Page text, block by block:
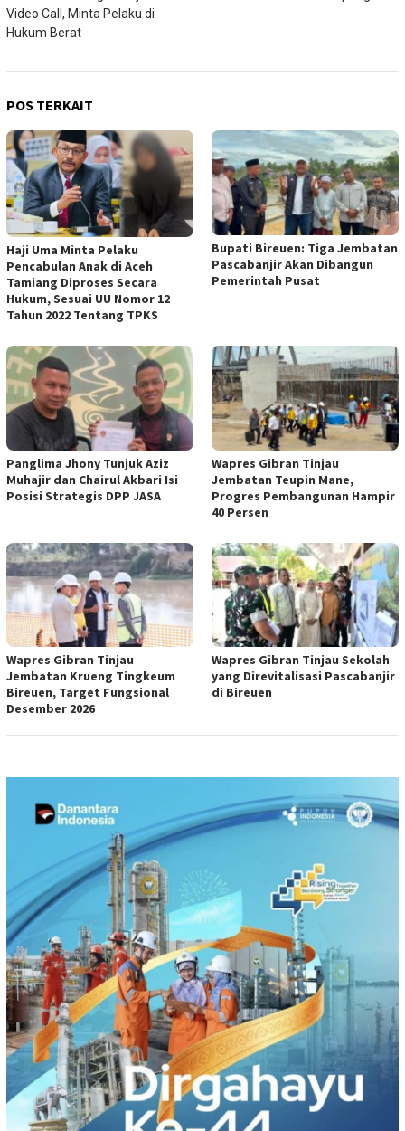
Video Call, Minta Pelaku di
Hukum Berat
POS TERKAIT
Haji Uma Minta Pelaku
Pencabulan Anak di Aceh
Tamiang Diproses Secara
Hukum, Sesuai UU Nomor 12
Tahun 2022 Tentang TPKS
Bupati Bireuen: Tiga Jembatan
Pascabanjir Akan Dibangun
Pemerintah Pusat
Panglima Jhony Tunjuk Aziz
Muhajir dan Chairul Akbari Isi
Posisi Strategis DPP JASA
Wapres Gibran Tinjau
Jembatan Teupin Mane,
Progres Pembangunan Hampir
40 Persen
Wapres Gibran Tinjau
Jembatan Krueng Tingkeum
Bireuen, Target Fungsional
Desember 2026
Wapres Gibran Tinjau Sekolah
yang Direvitalisasi Pascabanjir
di Bireuen